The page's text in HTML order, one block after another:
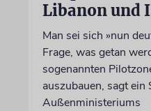
Libanon und
Man sei sich »nun
Frage, was getan
sogenannten
auszubauen, sagt ein
Außenministeriums